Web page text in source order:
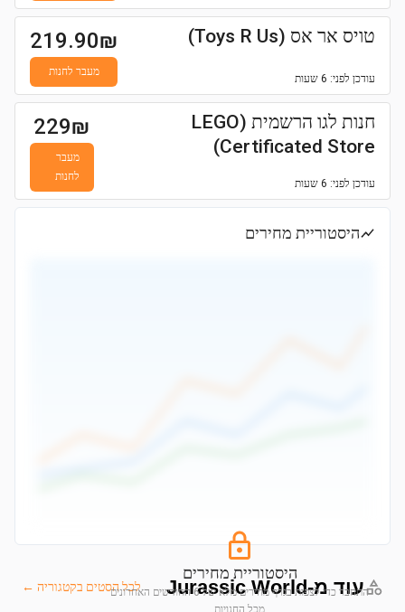
טויס אר אס (Toys R Us)
עודכן לפני: 6 שעות
219.90₪
מעבר לחנות
חנות לגו הרשמית (LEGO
Certificated Store)
עודכן לפני: 6 שעות
229₪
מעבר
לחנות
היסטוריית מחירים
היסטוריית מחירים
התחבר כדי לצפות בגרף מחירים מלא של 6 החודשים האחרונים
מכל החנויות
עוד מ-Jurassic World לכל הסטים בקטגוריה ←